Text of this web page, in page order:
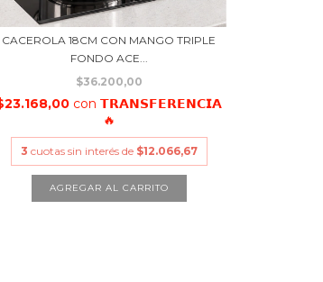
CACEROLA 18CM CON MANGO TRIPLE
FONDO ACE...
$36.200,00
con 𝗧𝗥𝗔𝗡𝗦𝗙𝗘𝗥𝗘𝗡𝗖𝗜𝗔
🔥
3 cuotas sin interés de $12.066,67